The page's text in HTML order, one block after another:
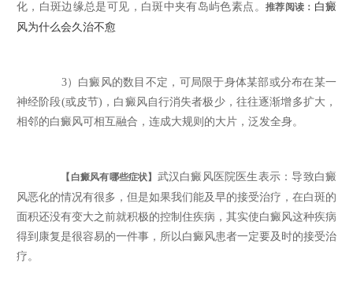
化，白斑边缘总是可见，白斑中夹有岛屿色素点。 推荐阅读： 白癜
风为什么会久治不愈
3）白癜风的数目不定，可局限于身体某部或分布在某一
神经阶段(或皮节)，白癜风自行消失者极少，往往逐渐增多扩大，
相邻的白癜风可相互融合，连成大规则的大片，泛发全身。
【白癜风有哪些症状】 武汉白癜风医院医生表示：导致白癜
风恶化的情况有很多，但是如果我们能及早的接受治疗，在白斑的
面积还没有变大之前就积极的控制住疾病，其实使白癜风这种疾病
得到康复是很容易的一件事，所以白癜风患者一定要及时的接受治
疗。